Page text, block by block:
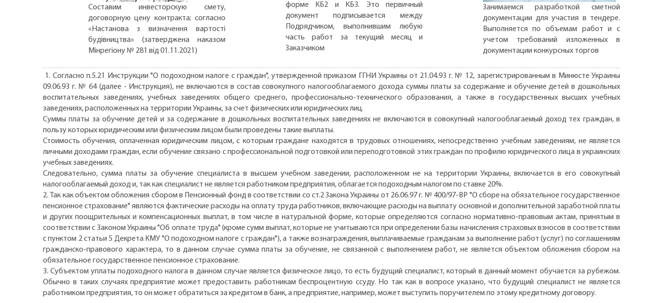
Составим инвесторскую смету,
договорную цену контракта; согласно
«Настанова з визначення вартості
будівництва» (затверджена наказом
Мінрегіону № 281 від 01.11.2021)
форме КБ2 и КБ3. Это первичный
документ подписывается между
Подрядчиком, выполнившим любую
часть работ за текущий месяц и
Заказчиком
Занимаемся разработкой сметной
документации для участия в тендере.
Выполняется по объемам работ и с
учетом требований изложенных в
документации конкурсных торгов
1. Согласно п.5.21 Инструкции "О подоходном налоге с граждан", утвержденной приказом ГГНИ Украины от 21.04.93 г. № 12, зарегистрированным в Минюсте Украины
09.06.93 г. № 64 (далее - Инструкция), не включаются в состав совокупного налогооблагаемого дохода суммы платы за содержание и обучение детей в дошкольных
воспитательных заведениях, учебных заведениях общего среднего, профессионально-технического образования, а также в государственных высших учебных
заведениях, расположенных на территории Украины, за счет физических или юридических лиц.
Суммы платы за обучение детей и за содержание в дошкольных воспитательных заведениях не включаются в совокупный налогооблагаемый доход тех граждан, в
пользу которых юридическим или физическим лицом были проведены такие выплаты.
Стоимость обучения, оплаченная юридическим лицом, с которым граждане находятся в трудовых отношениях, непосредственно учебным заведениям, не является
личными доходами граждан, если обучение связано с профессиональной подготовкой или переподготовкой этих граждан по профилю юридического лица в украинских
учебных заведениях.
Следовательно, сумма платы за обучение специалиста в высшем учебном заведении, расположенном не на территории Украины, включается в его совокупный
налогооблагаемый доход и, так как специалист не является работником предприятия, облагается подоходным налогом по ставке 20%.
2. Так как объектом обложения сбором в Пенсионный фонд в соответствии со ст.2 Закона Украины от 26.06.97 г. № 400/97-ВР "О сборе на обязательное государственное
пенсионное страхование" являются фактические расходы на оплату труда работников, включающие расходы на выплату основной и дополнительной заработной платы
и других поощрительных и компенсационных выплат, в том числе в натуральной форме, которые определяются согласно нормативно-правовым актам, принятым в
соответствии с Законом Украины "Об оплате труда" (кроме сумм выплат, которые не учитываются при определении базы начисления страховых взносов в соответствии
с пунктом 2 статьи 5 Декрета КМУ "О подоходном налоге с граждан"), а также вознаграждения, выплачиваемые гражданам за выполнение работ (услуг) по соглашениям
гражданско-правового характера, то в данном случае сумма платы за обучение, не связанной с выполнением работ, не является объектом обложения сбором на
обязательное государственное пенсионное страхование.
3. Субъектом уплаты подоходного налога в данном случае является физическое лицо, то есть будущий специалист, который в данный момент обучается за рубежом.
Обычно в таких случаях предприятие может предоставить работникам беспроцентную ссуду. Но так как в вопросе указано, что будущий специалист не является
работником предприятия, то он может обратиться за кредитом в банк, а предприятие, например, может выступить поручителем по этому кредитному договору.